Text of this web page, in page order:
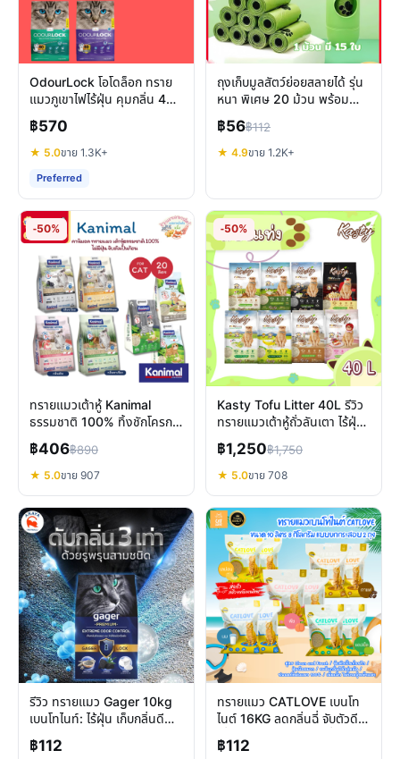
OdourLock โอโดล็อก ทราย
แมวภูเขาไฟไร้ฝุ่น คุมกลิ่น 40
วัน พรีเมียมแคนาดา
฿570
★ 5.0ขาย 1.3K+
Preferred
ถุงเก็บมูลสัตว์ย่อยสลายได้ รุ่น
หนา พิเศษ 20 ม้วน พร้อม
แคปซูล พกพาสะดวก
฿56฿112
★ 4.9ขาย 1.2K+
-50%
ทรายแมวเต้าหู้ Kanimal
ธรรมชาติ 100% ทิ้งชักโครก
ได้ ฝุ่นน้อย ดับกลิ่นดี
฿406฿890
★ 5.0ขาย 907
-50%
Kasty Tofu Litter 40L รีวิว
ทรายแมวเต้าหู้ถั่วลันเตา ไร้ฝุ่น
เก็บกลิ่นดี ทิ้งชักโครกได้จริง
฿1,250฿1,750
★ 5.0ขาย 708
รีวิว ทรายแมว Gager 10kg
เบนโทไนท์: ไร้ฝุ่น เก็บกลิ่นดี
แมวแพ้ใช้ได้
฿112
ทรายแมว CATLOVE เบนโท
ไนต์ 16KG ลดกลิ่นฉี่ จับตัวดี
เยี่ยม คุ้มค่า สะอาดสดชื่น
฿112